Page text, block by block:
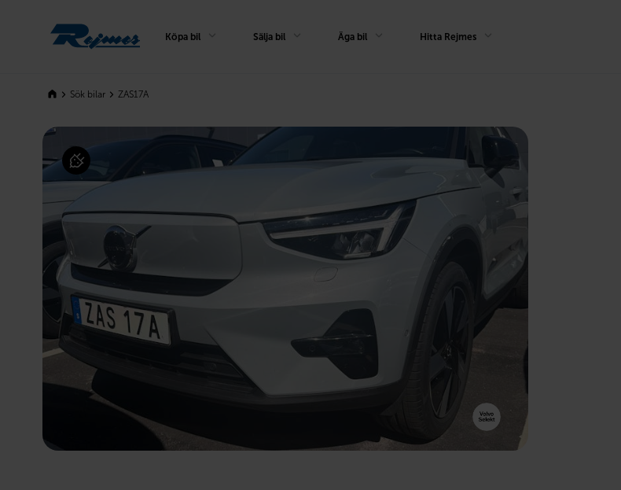
Köpa bil Sälja bil Äga bil Hitta Rejmes
Sök bilar ZAS17A